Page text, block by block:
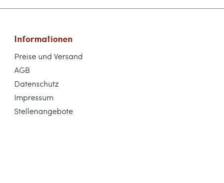
Informationen
Preise und Versand
AGB
Datenschutz
Impressum
Stellenangebote